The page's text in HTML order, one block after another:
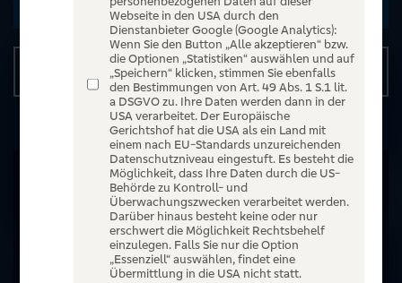
Zu den Terminen
Details
Webseite in den USA durch den
Dienstanbieter Google (Google Analytics):
Wenn Sie den Button „Alle akzeptieren“ bzw.
die Optionen „Statistiken“ auswählen und auf
„Speichern“ klicken, stimmen Sie ebenfalls
den Bestimmungen von Art. 49 Abs. 1 S.1 lit.
a DSGVO zu. Ihre Daten werden dann in der
USA verarbeitet. Der Europäische
Gerichtshof hat die USA als ein Land mit
einem nach EU-Standards unzureichenden
Datenschutzniveau eingestuft. Es besteht die
Möglichkeit, dass Ihre Daten durch die US-
Behörde zu Kontroll- und
Überwachungszwecken verarbeitet werden.
Darüber hinaus besteht keine oder nur
erschwert die Möglichkeit Rechtsbehelf
einzulegen. Falls Sie nur die Option
„Essenziell“ auswählen, findet eine
Übermittlung in die USA nicht statt.